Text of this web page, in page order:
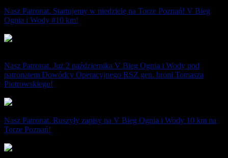
Nasz Patronat. Startujemy w niedzielę na Torze Poznań! V Bieg
Ognia i Wody #10 km!
Nasz Patronat. Już 2 października V Bieg Ognia i Wody pod
patronatem Dowódcy Operacyjnego RSZ gen. broni Tomasza
Piotrowskiego!
Nasz Patronat. Ruszyły zapisy na V Bieg Ognia i Wody 10 km na
Torze Poznań!